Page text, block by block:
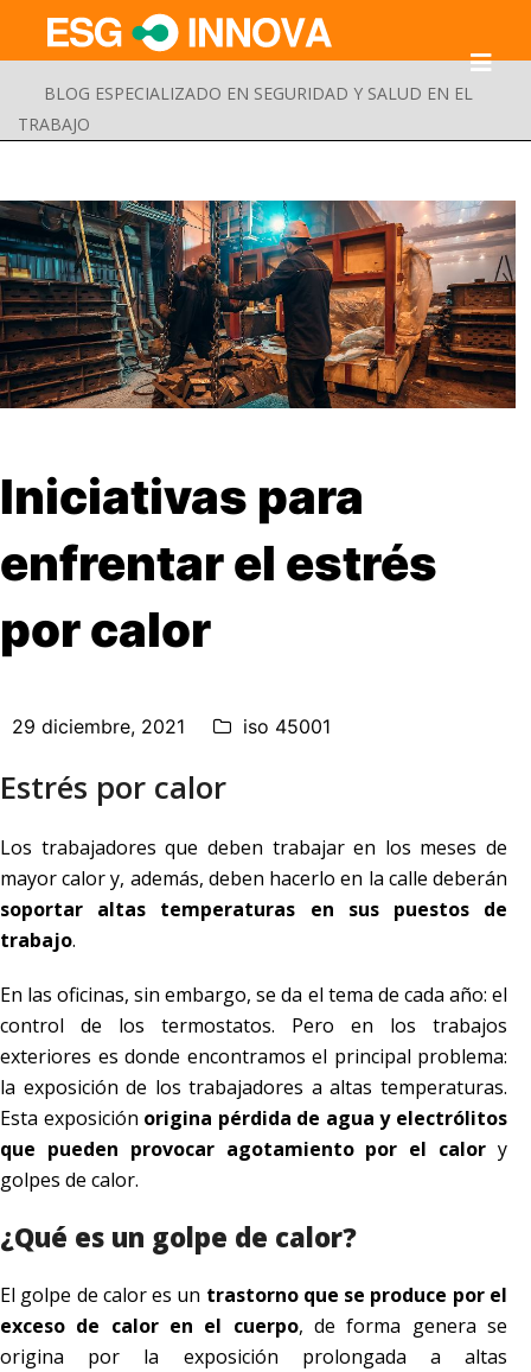
BLOG ESPECIALIZADO EN SEGURIDAD Y SALUD EN EL
TRABAJO
Buscar
Iniciativas para
enfrentar el estrés
por calor
29 diciembre, 2021 iso 45001
Estrés por calor
Los trabajadores que deben trabajar en los meses de
mayor calor y, además, deben hacerlo en la calle deberán
soportar altas temperaturas en sus puestos de
trabajo.
En las oficinas, sin embargo, se da el tema de cada año: el
control de los termostatos. Pero en los trabajos
exteriores es donde encontramos el principal problema:
la exposición de los trabajadores a altas temperaturas.
Esta exposición origina pérdida de agua y electrólitos
que pueden provocar agotamiento por el calor y
golpes de calor.
¿Qué es un golpe de calor?
El golpe de calor es un trastorno que se produce por el
exceso de calor en el cuerpo, de forma genera se
origina por la exposición prolongada a altas